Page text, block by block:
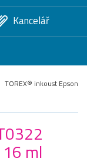
Kancelář
TOREX® inkoust Epson
ml